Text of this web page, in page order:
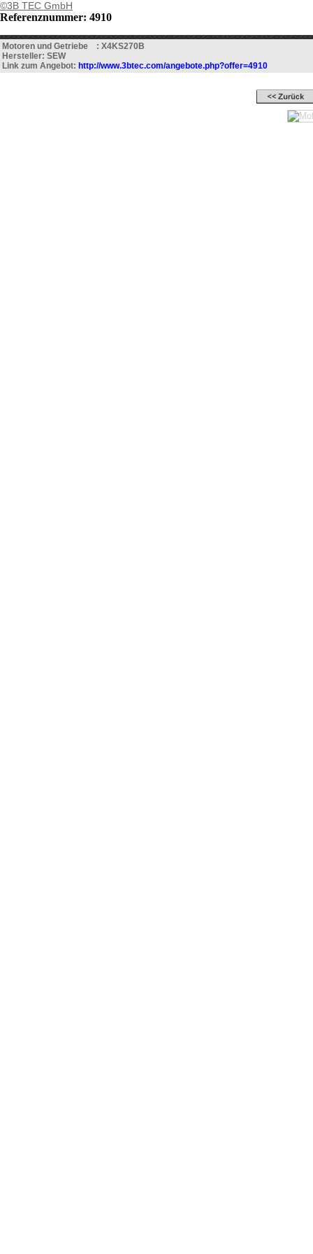
©3B TEC GmbH
Referenznummer: 4910
Motoren und Getriebe : X4KS270B
Hersteller: SEW
Link zum Angebot: http://www.3btec.com/angebote.php?offer=4910